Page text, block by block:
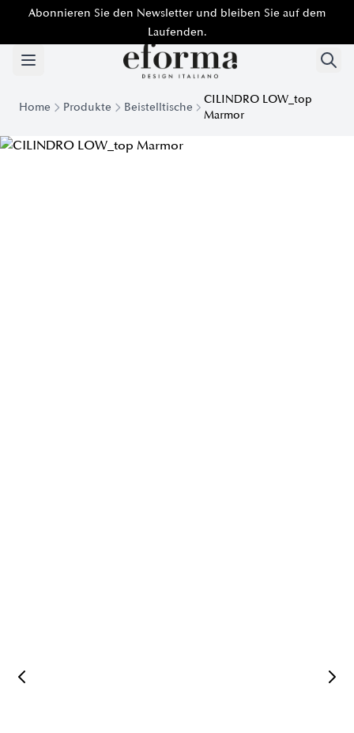
Abonnieren Sie den Newsletter und bleiben Sie auf dem
Laufenden.
Home Produkte Beistelltische
CILINDRO LOW_top
Marmor
Couchtisch Cilindro Low top Marmor | Eforma